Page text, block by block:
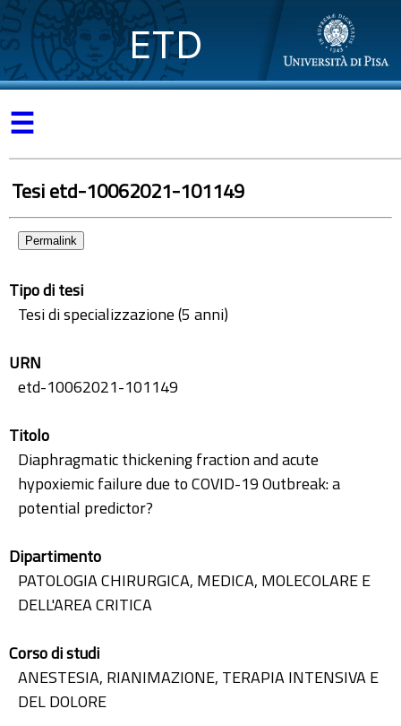
ETD
☰
Tesi etd-10062021-101149
Permalink
Tipo di tesi
Tesi di specializzazione (5 anni)
URN
etd-10062021-101149
Titolo
Diaphragmatic thickening fraction and acute
hypoxiemic failure due to COVID-19 Outbreak: a
potential predictor?
Dipartimento
PATOLOGIA CHIRURGICA, MEDICA, MOLECOLARE E
DELL'AREA CRITICA
Corso di studi
ANESTESIA, RIANIMAZIONE, TERAPIA INTENSIVA E
DEL DOLORE